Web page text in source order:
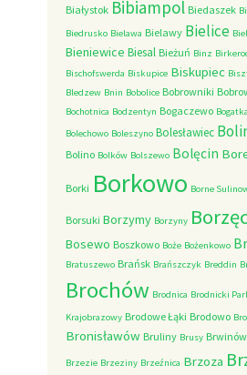
Białystok Bibiampol Biedaszek
Biedrusko Bielawa Bielawy Bielice
Bieniewice Biesal Bieżuń Binz
Bischofswerda Biskupice Biskupiec
Bledzew Bnin Bobolice Bobrowniki
Bochotnica Bodzentyn Bogaczewo Bogatka
Bolechowo Boleszyno Bolesławiec
Bolino Bolków Bolszewo Bolęcin
Borki Borkowo Borne
Borsuki Borzymy Borzyny
Bosewo Boszkowo Boże Bożenkowo
Bratuszewo Brańsk Brańszczyk Breddin
Brochów Brodnica Brodnicki
Krajobrazowy Brodowe Łąki Brodowo
Bronisławów Bruliny Brusy Brwinów
Brzezie Brzeziny Brzeźnica Brzoza